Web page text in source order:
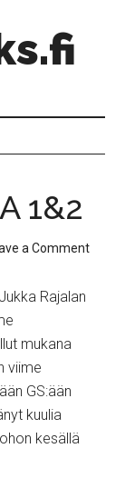
1&2
a Comment
Rajalan
mukana
viime
GS:ään
kuulia
kesällä